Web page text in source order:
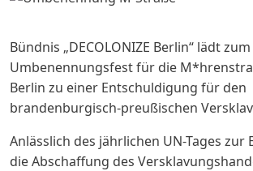
Bündnis „DECOLONIZE Berlin“ lädt zum
Umbenennungsfest für die
Berlin zu einer Entschuldigung für den
brandenburgisch-preußischen
Anlässlich des jährlichen UN-Tages zur
die Abschaffung des